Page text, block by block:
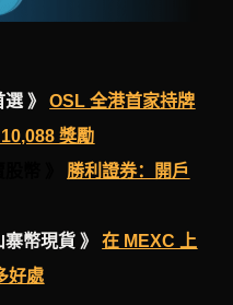
選 》OSL 全港首家持牌
獎勵
勝利證券：開戶
寨幣現貨 》在 MEXC 上
好處